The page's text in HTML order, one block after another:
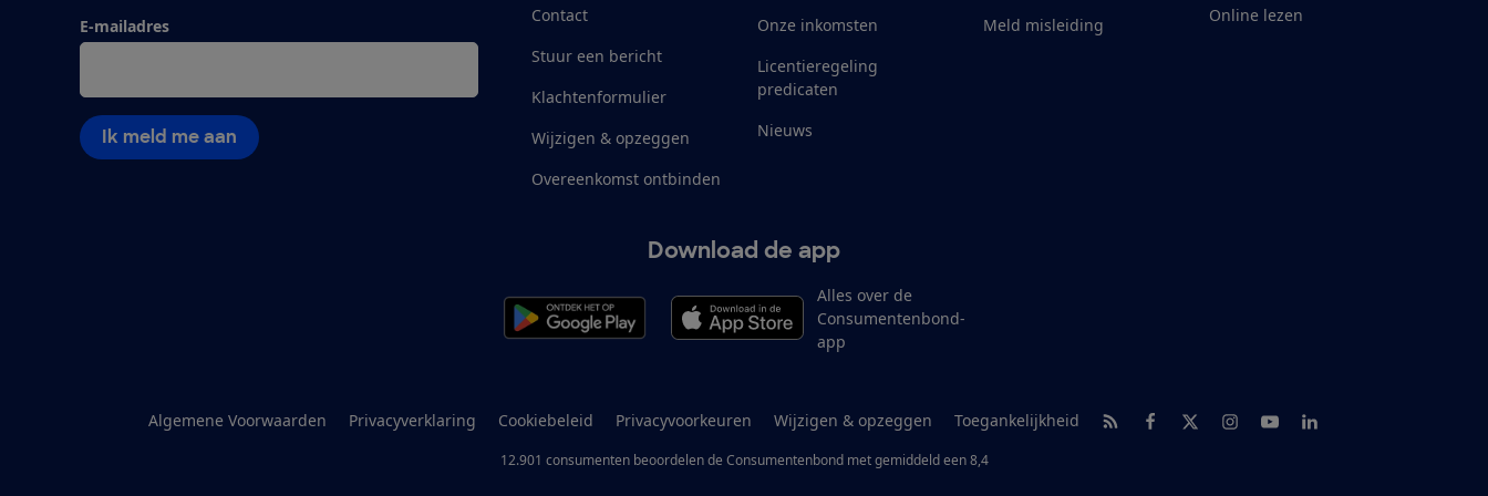
E-mailadres
Ik meld me aan
Contact
Stuur een bericht
Klachtenformulier
Wijzigen & opzeggen
Overeenkomst ontbinden
Onze inkomsten
Licentieregeling
predicaten
Nieuws
Meld misleiding
Online lezen
Download de app
Alles over de
Consumentenbond-
app
Algemene Voorwaarden Privacyverklaring Cookiebeleid Privacyvoorkeuren Wijzigen & opzeggen Toegankelijkheid RSS-feed nieuws
Facebook
TwitterInstagram
YoutubeLinkedIn
12.901 consumenten beoordelen de Consumentenbondmet gemiddeld een 8,4